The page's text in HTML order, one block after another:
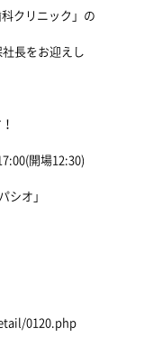
クリニック」の
長をお迎えし
開場12:30)
シオ」
0120.php